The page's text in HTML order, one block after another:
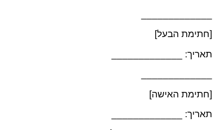
[חתימת הבעל]
תאריך: _____________
[חתימת האישה]
תאריך: _____________